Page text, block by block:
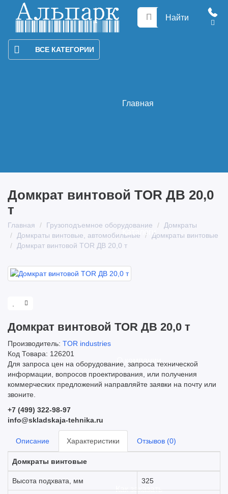
Найти
ВСЕ КАТЕГОРИИ
Главная
Каталоги
Как заказать
Домкрат винтовой TOR ДВ 20,0
т
Главная Грузоподъемное оборудование
Домкраты
Домкраты винтовые, автомобильные
Домкраты винтовые
Домкрат винтовой TOR ДВ 20,0 т
Домкрат винтовой TOR ДВ 20,0 т
Производитель: TOR industries
Код Товара: 126201
Для запроса цен на оборудование, запроса технической
информации, вопросов проектирования, или получения
коммерческих предложений направляйте заявки на почту или
звоните.
+7 (499) 322-98-97
info@skladskaja-tehnika.ru
Описание Характеристики Отзывов (0)
Домкраты винтовые
Высота подхвата, мм 325